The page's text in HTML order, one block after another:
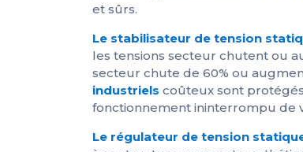
et sûrs.
Le stabilisateur de tension
les tensions secteur chutent ou
secteur chute de 60% ou
industriels coûteux sont
fonctionnement ininterrompu de
Le régulateur de tension